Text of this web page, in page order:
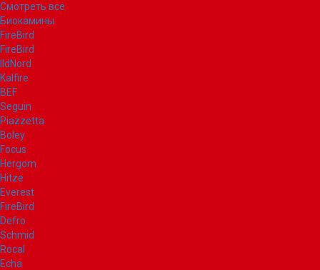
Смотреть все
Биокамины
FireBird
FireBird
IldNord
Kalfire
BEF
Seguin
Piazzetta
Boley
Focus
Hergom
Hitze
Everest
FireBird
Defro
Schmid
Rocal
Echa